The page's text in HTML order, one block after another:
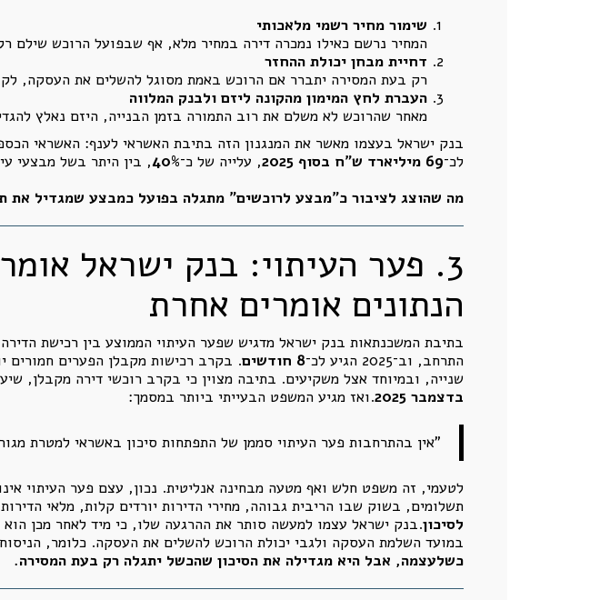
שימור מחיר רשמי מלאכותי
המחיר נרשם כאילו נמכרה דירה במחיר מלא, אף שבפועל הרוכש שילם
דחיית מבחן יכולת ההחזר
רק בעת המסירה יתברר אם הרוכש באמת מסוגל להשלים את העסקה,
העברת לחץ המימון מהקונה ליזם ולבנק המלווה
מאחר שהרוכש לא משלם את רוב התמורה בזמן הבנייה, היזם נאלץ
בנק ישראל בעצמו מאשר את המנגנון הזה בתיבת האשראי לענף: האשראי
לכ־69 מיליארד ש"ח בסוף 2025 , עלייה של כ־40%, בין היתר בשל מבצעי
מה שהוצג לציבור כ"מבצע לרוכשים" מתגלה בפועל כמבצע שמגדיל את
3. פער העיתוי: בנק ישראל
הנתונים אומרים אחרת
התרחב, וב־2025 הגיע לכ־
8 חודשים
שנייה, ובמיוחד אצל משקיעים. בתיבה מצוין כי בקרב רוכשי דירה מקבלן,
בדצמבר 2025
.ואז מגיע המשפט הבעייתי ביותר במסמך:
"אין בהתרחבות פער העיתוי סממן של התפתחות סיכון באשראי למטרת
לטעמי, זה משפט חלש ואף מטעה מבחינה אנליטית. נכון, עצם פער העיתוי
תשלומים, בשוק שבו הריבית גבוהה, מחירי הדירות יורדים קלות, מלאי
לסיכון.בנק ישראל עצמו למעשה סותר את ההרגעה שלו, כי מיד לאחר מכן הוא
במועד השלמת העסקה ולגבי יכולת הרוכש להשלים את העסקה. כלומר, הניסוח
כשלעצמה, אבל היא מגדילה את הסיכון שהכשל יתגלה רק בעת המסירה.